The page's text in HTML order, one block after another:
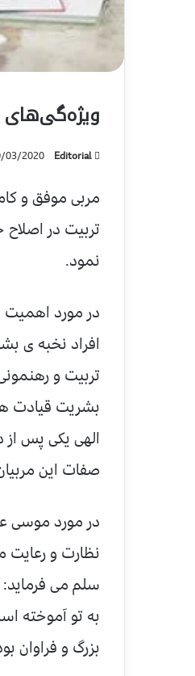
Editorial
03/2020
مربی موفق و
تربیت در
نمود.
در مورد اهمیت
افراد نخبه ی
تربیت و
بشریت قیادت
الهی یکی پس از
صفات این
نظارت و رعایت
به تو آموخته
بزرگ و فراوان